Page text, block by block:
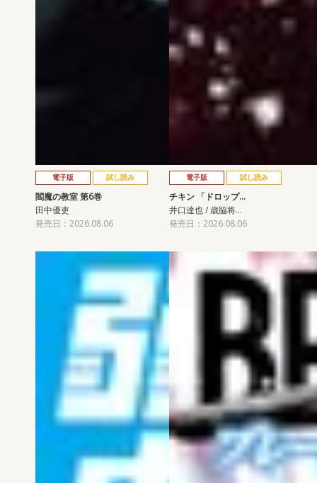
電子版 試し読み
閻魔の教室 第6巻
田中優吏
発売日：2026.08.06
電子版 試し読み
チキン 「ドロップ…
井口達也 / 歳脇将…
発売日：2026.08.06